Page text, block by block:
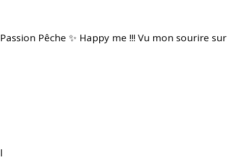
Passion Pêche ✨ Happy me !!! Vu mon sourire sur
l